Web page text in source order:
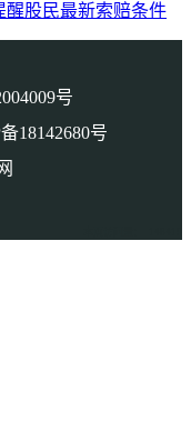
醒股民最新索赔条件
号
18142680号